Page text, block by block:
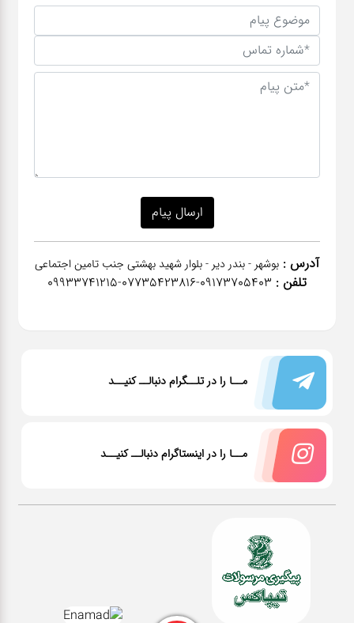
آدرس : بوشهر - بندر دیر - بلوار شهید بهشتی جنب تامین اجتماعی
تلفن : ٠٩١٧٣٧٠٥٤٠٣-07735423816-09933741215
مــا را در تلــگرام دنبالــ کنیــد
مــا را در اینستاگرام دنبالــ کنیــد